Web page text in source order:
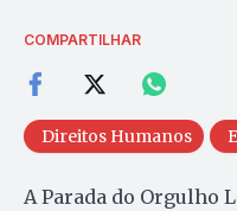
COMPARTILHAR
Direitos Humanos
A Parada do Orgulho